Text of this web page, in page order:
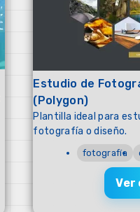
Estudio de
(Polygon)
Plantilla ideal para
fotografía o diseño.
fotografía
Ver